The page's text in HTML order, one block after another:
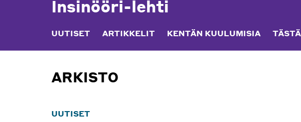
Insinööri-lehti
UUTISET ARTIKKELIT KENTÄN KUULUMISIA
ARKISTO
UUTISET